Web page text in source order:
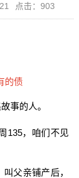
点击：903
事的人。
135，咱们不见
父亲铺产后，